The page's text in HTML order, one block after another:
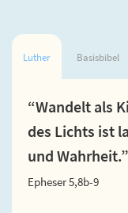
Luther Basisbibel
“Wandelt als
des Lichts ist
und Wahrheit.”
Epheser 5,8b-9